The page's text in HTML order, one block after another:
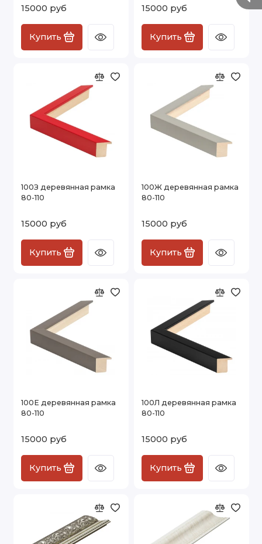
15000 руб
Купить
15000 руб
Купить
100З деревянная рамка
80-110
15000 руб
Купить
100Ж деревянная рамка
80-110
15000 руб
Купить
100Е деревянная рамка
80-110
15000 руб
Купить
100Л деревянная рамка
80-110
15000 руб
Купить